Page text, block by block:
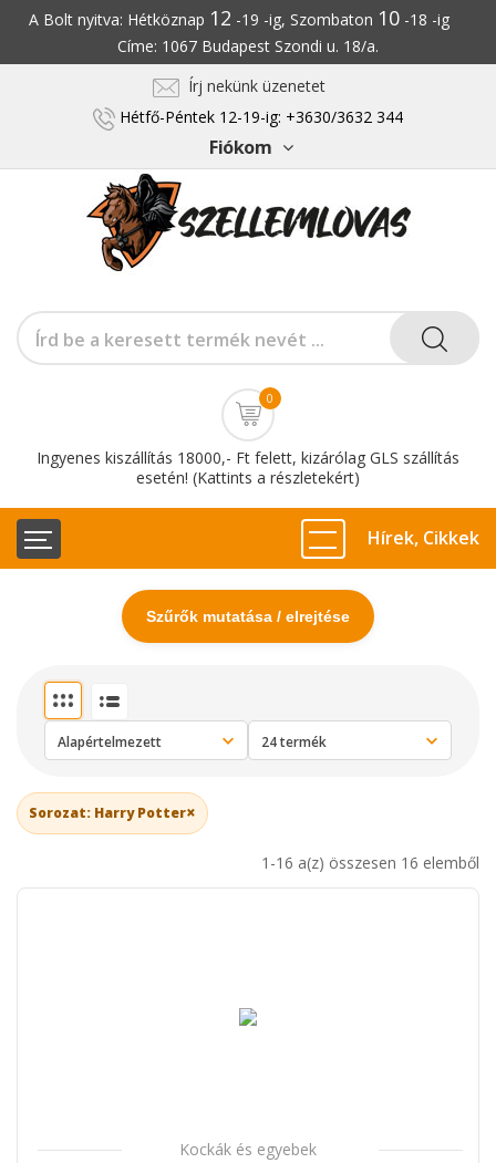
A Bolt nyitva: Hétköznap 12 -19 -ig, Szombaton 10 -18 -ig
Címe: 1067 Budapest Szondi u. 18/a.
Írj nekünk üzenetet
Hétfő-Péntek 12-19-ig: +3630/3632 344
Fiókom
0
Ingyenes kiszállítás 18000,- Ft felett, kizárólag GLS szállítás
esetén! (Kattints a részletekért)
Hírek, Cikkek
Szűrők mutatása / elrejtése
Sorozat: Harry Potter×
1-16 a(z) összesen 16 elemből
Kockák és egyebek